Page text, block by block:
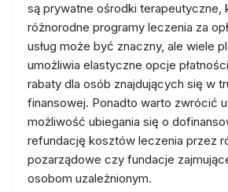
są prywatne ośrodki terapeutyczne,
różnorodne programy leczenia za
usług może być znaczny, ale wiele
umożliwia elastyczne opcje
rabaty dla osób znajdujących się w
finansowej. Ponadto warto zwrócić
możliwość ubiegania się o
refundację kosztów leczenia przez
pozarządowe czy fundacje
osobom uzależnionym.